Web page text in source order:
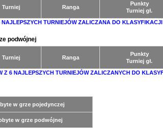
Turniej Ranga
Punkty
Turniej gł.
NAJLEPSZYCH TURNIEJÓW ZALICZANA DO KLASYFIKACJI
podwójnej
Turniej Ranga
Punkty
Turniej gł.
Z 6 NAJLEPSZYCH TURNIEJÓW ZALICZANYCH DO
w grze pojedynczej
w grze podwójnej